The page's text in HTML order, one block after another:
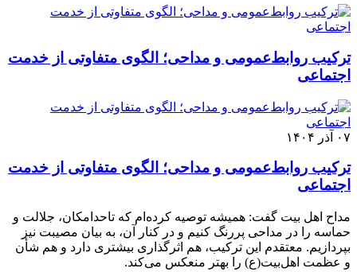
ترکیب روابط‌عمومی و مداحی؛ الگوی متفاوتی از خدمت
اجتماعی
۰۷ آذر ۱۴۰۴
ترکیب روابط‌عمومی و مداحی؛ الگوی متفاوتی از خدمت
اجتماعی
مداح اهل بیت گفت: همیشه توصیه کرده‌ام که تاحدامکان، جلالت و
حماسه را در مداحی پررنگ کنیم و در کنار آن، به بیان مصیبت نیز
بپردازیم. معتقدم این ترکیب، هم اثرگذاری بیشتری دارد و هم شأن
و عظمت اهل‌بیت(ع) را بهتر منعکس می‌کند.